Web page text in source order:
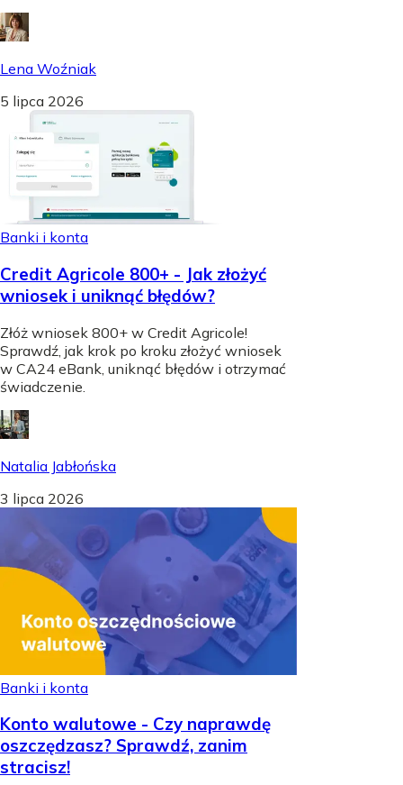
Lena Woźniak
5 lipca 2026
Banki i konta
Credit Agricole 800+ - Jak złożyć
wniosek i uniknąć błędów?
Złóż wniosek 800+ w Credit Agricole!
Sprawdź, jak krok po kroku złożyć wniosek
w CA24 eBank, uniknąć błędów i otrzymać
świadczenie.
Natalia Jabłońska
3 lipca 2026
Banki i konta
Konto walutowe - Czy naprawdę
oszczędzasz? Sprawdź, zanim
stracisz!